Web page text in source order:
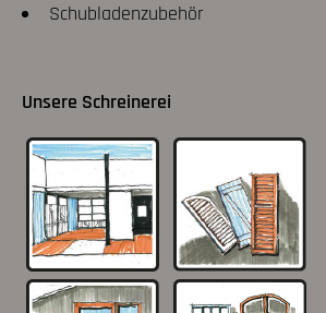
Schubladenzubehör
Unsere Schreinerei